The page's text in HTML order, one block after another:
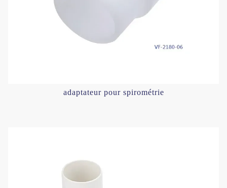
adaptateur pour spirométrie